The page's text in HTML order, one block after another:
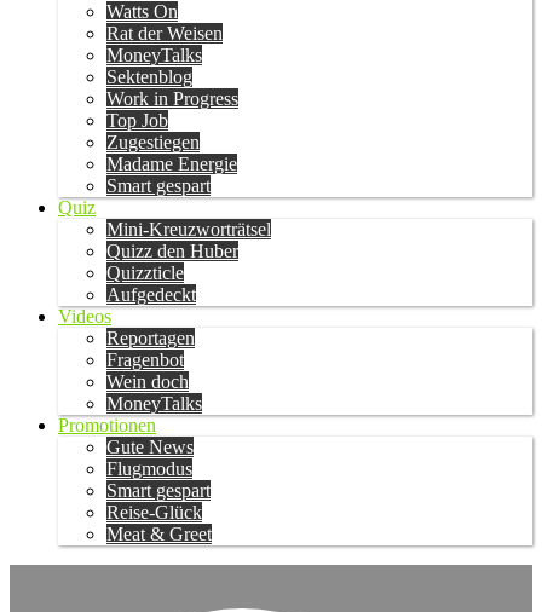
Watts On
Rat der Weisen
MoneyTalks
Sektenblog
Work in Progress
Top Job
Zugestiegen
Madame Energie
Smart gespart
Quiz
Mini-Kreuzworträtsel
Quizz den Huber
Quizzticle
Aufgedeckt
Videos
Reportagen
Fragenbot
Wein doch
MoneyTalks
Promotionen
Gute News
Flugmodus
Smart gespart
Reise-Glück
Meat & Greet